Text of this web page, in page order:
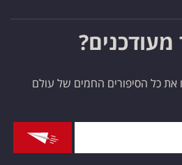
את כל הסיפורים החמים של עולם